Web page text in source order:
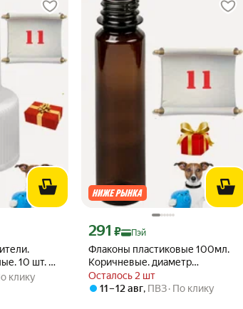
10 шт. + 1
345 ₽ вместо
клику
Флаконы пластиковые 100мл.
Коричневые. диаметр
горловины 28мм. 10 шт. + 1 в
подарок
Осталось 2 шт
Цена с картой Яндекс Пэй 291 ₽ вместо
291 ₽ Пэй
11 – 12 авг, ПВЗ По клику